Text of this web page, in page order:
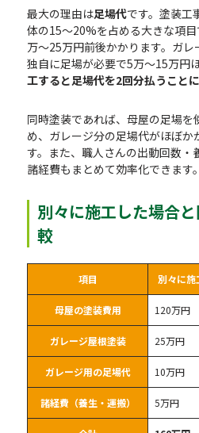
最大の理由は足場代です。塗装工
体の15〜20%を占める大きな項
万〜25万円前後かかります。ガ
独自に足場が必要で5万〜15万円
工すると足場代を2回分払うこと
同時塗装であれば、母屋の足場を
め、ガレージ分の足場代がほぼか
す。また、職人さんの出動回数・
諸経費もまとめて効率化できます。
別々に施工した場合
較
項目 別々に施
母屋の塗装費用 120万円
ガレージ屋根塗装 25万円
ガレージ用の足場代 10万円
諸経費（養生・運搬） 5万円